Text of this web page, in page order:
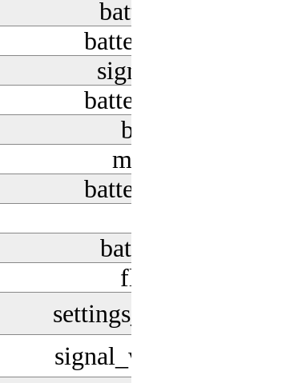
battery_very_low
battery_charging_90
signal_wifi_0_bar
battery_charging_20
battery_saver
mobiledata_off
battery_charging_80
battery_unknown
flashlight_off